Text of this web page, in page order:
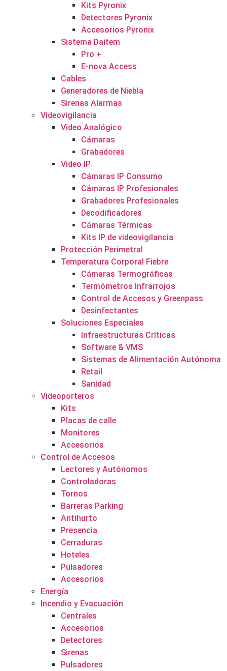
Kits Pyronix
Detectores Pyronix
Accesorios Pyronix
Sistema Daitem
Pro +
E-nova Access
Cables
Generadores de Niebla
Sirenas Alarmas
Videovigilancia
Video Analógico
Cámaras
Grabadores
Video IP
Cámaras IP Consumo
Cámaras IP Profesionales
Grabadores Profesionales
Decodificadores
Cámaras Térmicas
Kits IP de videovigilancia
Protección Perimetral
Temperatura Corporal Fiebre
Cámaras Termográficas
Termómetros Infrarrojos
Control de Accesos y Greenpass
Desinfectantes
Soluciones Especiales
Infraestructuras Críticas
Software & VMS
Sistemas de Alimentación Autónoma
Retail
Sanidad
Videoporteros
Kits
Placas de calle
Monitores
Accesorios
Control de Accesos
Lectores y Autónomos
Controladoras
Tornos
Barreras Parking
Antihurto
Presencia
Cerraduras
Hoteles
Pulsadores
Accesorios
Energía
Incendio y Evacuación
Centrales
Accesorios
Detectores
Sirenas
Pulsadores